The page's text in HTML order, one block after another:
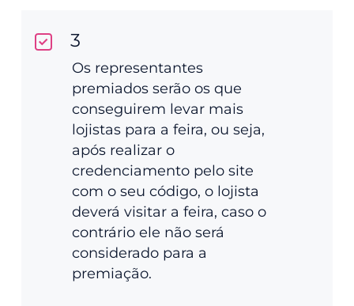
3
Os representantes
premiados serão os que
conseguirem levar mais
lojistas para a feira, ou seja,
após realizar o
credenciamento pelo site
com o seu código, o lojista
deverá visitar a feira, caso o
contrário ele não será
considerado para a
premiação.